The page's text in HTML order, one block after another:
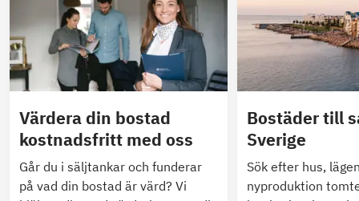
Värdera din bostad
kostnadsfritt med oss
Går du i säljtankar och funderar
på vad din bostad är värd? Vi
Bostäder till
Sverige
Sök efter hus,
nyproduktion